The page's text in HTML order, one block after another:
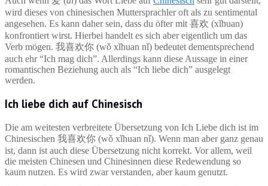
wird dieses von chinesischen Muttersprachler oft als zu sentimental
angesehen. Es kann daher sein, dass du öfter mit 喜欢 (xǐhuan)
konfrontiert wirst. Hierbei handelt es sich aber eigentlich um das
Verb mögen. 我喜欢你 (wǒ xǐhuan nǐ) bedeutet dementsprechend
auch ehr “Ich mag dich”. Allerdings kann diese Aussage in einer
romantischen Beziehung auch als “Ich liebe dich” ausgelegt
werden.
Ich liebe dich auf Chinesisch
Die am weitesten verbreitete Übersetzung von Ich Liebe dich ist im
Chinesischen 我喜欢你 (wǒ xǐhuan nǐ). Wenn man aber ganz genau
ist, dann ist auch diese Übersetzung nicht korrekt. Vor allem, weil
die meisten Chinesen und Chinesinnen diese Redewendung so
kaum nutzen. Es wird zwar verstanden, aber kaum genutzt.